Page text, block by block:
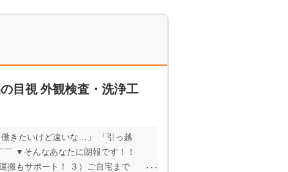
目視 外観検査・洗浄工
きたいけど遠いな…」 「引っ越
▼そんなあなたに朗報です！！
搬もサポート！ ３）ご自宅まで